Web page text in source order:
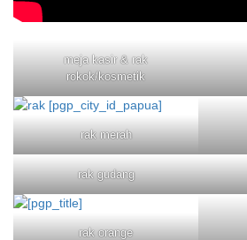
meja kasir & rak
rokok/kosmetik
rak merah
rak gudang
rak orange